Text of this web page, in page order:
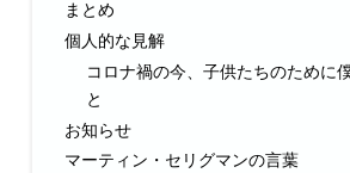
まとめ
個人的な見解
コロナ禍の今、子供たちのために
と
お知らせ
マーティン・セリグマンの言葉